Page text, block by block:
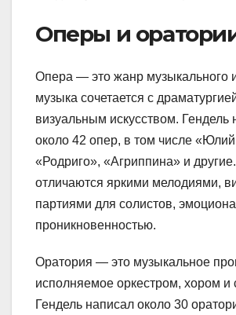
Оперы и
Опера — это жанр музыкального
музыка сочетается с
визуальным искусством. Гендель
около 42 опер, в том числе
«Родриго», «Агриппина» и
отличаются яркими мелодиями,
партиями для солистов,
проникновенностью.
Оратория — это музыкальное
исполняемое оркестром, хором и
Гендель написал около 30